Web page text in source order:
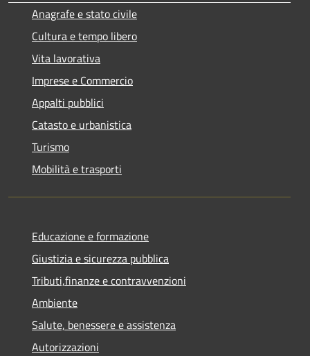
Anagrafe e stato civile
Cultura e tempo libero
Vita lavorativa
Imprese e Commercio
Appalti pubblici
Catasto e urbanistica
Turismo
Mobilità e trasporti
Educazione e formazione
Giustizia e sicurezza pubblica
Tributi,finanze e contravvenzioni
Ambiente
Salute, benessere e assistenza
Autorizzazioni